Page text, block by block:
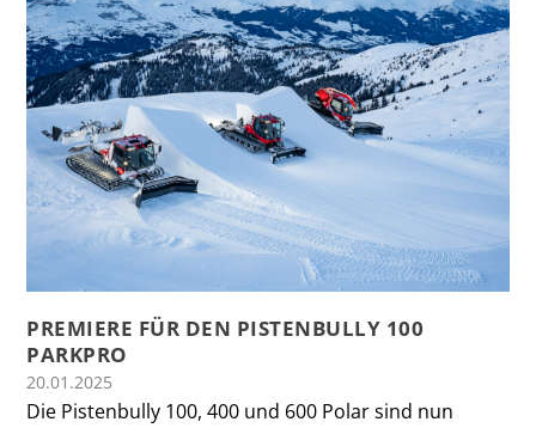
PREMIERE FÜR DEN PISTENBULLY 100
PARKPRO
20.01.2025
Die Pistenbully 100, 400 und 600 Polar sind nun